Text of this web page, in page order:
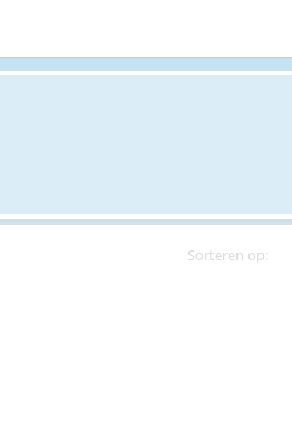
Sorteren op: